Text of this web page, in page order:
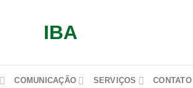
COMUNICAÇÃO SERVIÇOS CONTATO